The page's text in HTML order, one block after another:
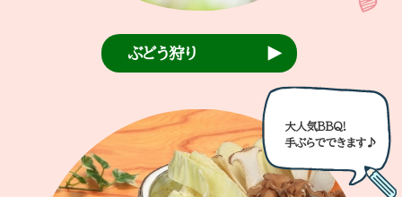
ぶどう狩り
大人気BBQ!
手ぶらでできます♪